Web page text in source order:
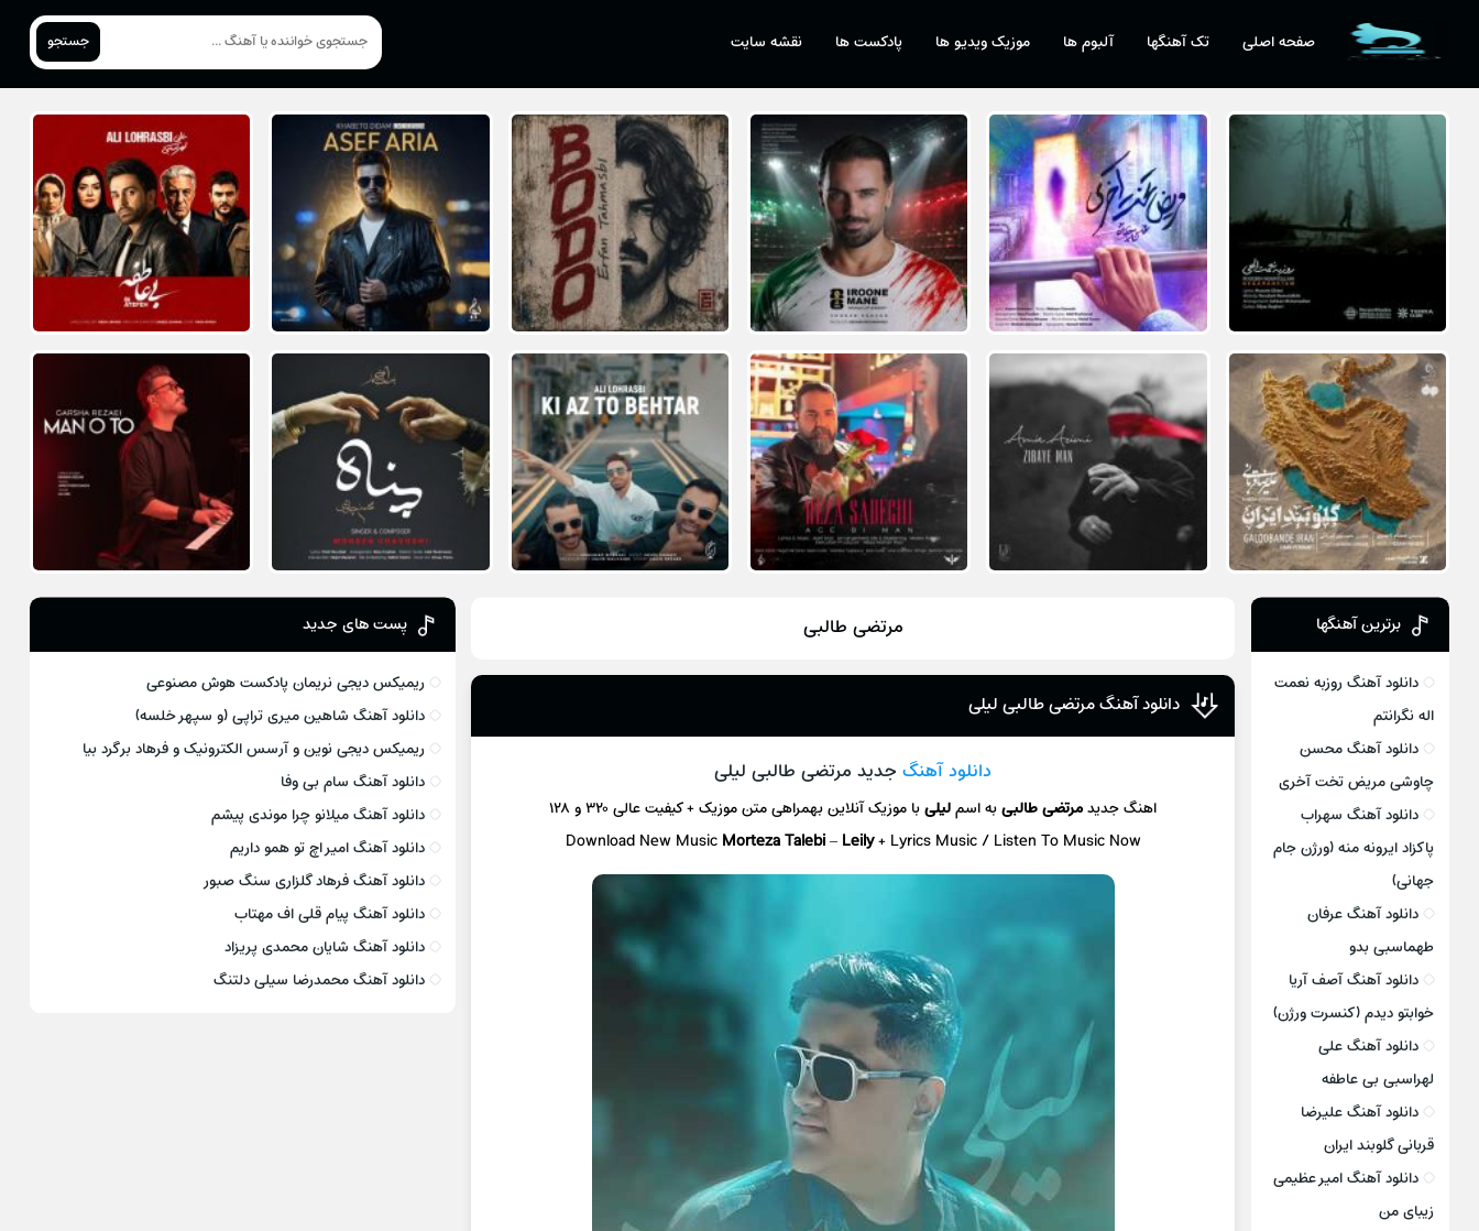
صفحه اصلی تک آهنگها آلبوم ها موزیک ویدیو ها پادکست ها نقشه سایت جستجو
مرتضی طالبی
دانلود آهنگ مرتضی طالبی لیلی
دانلود آهنگجدید مرتضی طالبی لیلی
اهنگ جدیدمرتضی طالبیبه اسملیلیبا موزیک آنلاینبهمراهی متن موزیک + کیفیت عالی ۳۲۰ و ۱۲۸
Download New Music Morteza Talebi–Leily+ Lyrics Music / Listen To Music Now
برترین آهنگها
دانلود آهنگ روزبه نعمت
اله نگرانتم
دانلود آهنگ محسن
چاوشی مریض تخت آخری
دانلود آهنگ سهراب
پاکزاد ایرونه منه (ورژن جام
جهانی)
دانلود آهنگ عرفان
طهماسبی بدو
دانلود آهنگ آصف آریا
خوابتو دیدم (کنسرت ورژن)
دانلود آهنگ علی
لهراسبی بی عاطفه
دانلود آهنگ علیرضا
قربانی گلوبند ایران
دانلود آهنگ امیر عظیمی
زیبای من
پست های جدید
ریمیکس دیجی نریمان پادکست هوش مصنوعی
دانلود آهنگ شاهین میری تراپی (و سپهر خلسه)
ریمیکس دیجی نوین و آرسس الکترونیک و فرهاد برگرد بیا
دانلود آهنگ سام بی وفا
دانلود آهنگ میلانو چرا موندی پیشم
دانلود آهنگ امیر اچ تو همو داریم
دانلود آهنگ فرهاد گلزاری سنگ صبور
دانلود آهنگ پیام قلی اف مهتاب
دانلود آهنگ شایان محمدی پریزاد
دانلود آهنگ محمدرضا سیلی دلتنگ